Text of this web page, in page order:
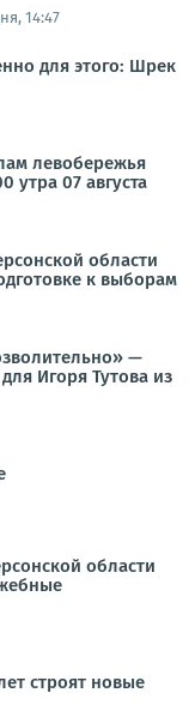
14:47
для этого: Шрек
левобережья
утра 07 августа
области
к выборам
—
Игоря Тутова из
области
строят новые